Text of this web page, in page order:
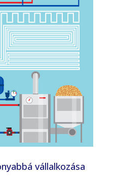
vállalkozása